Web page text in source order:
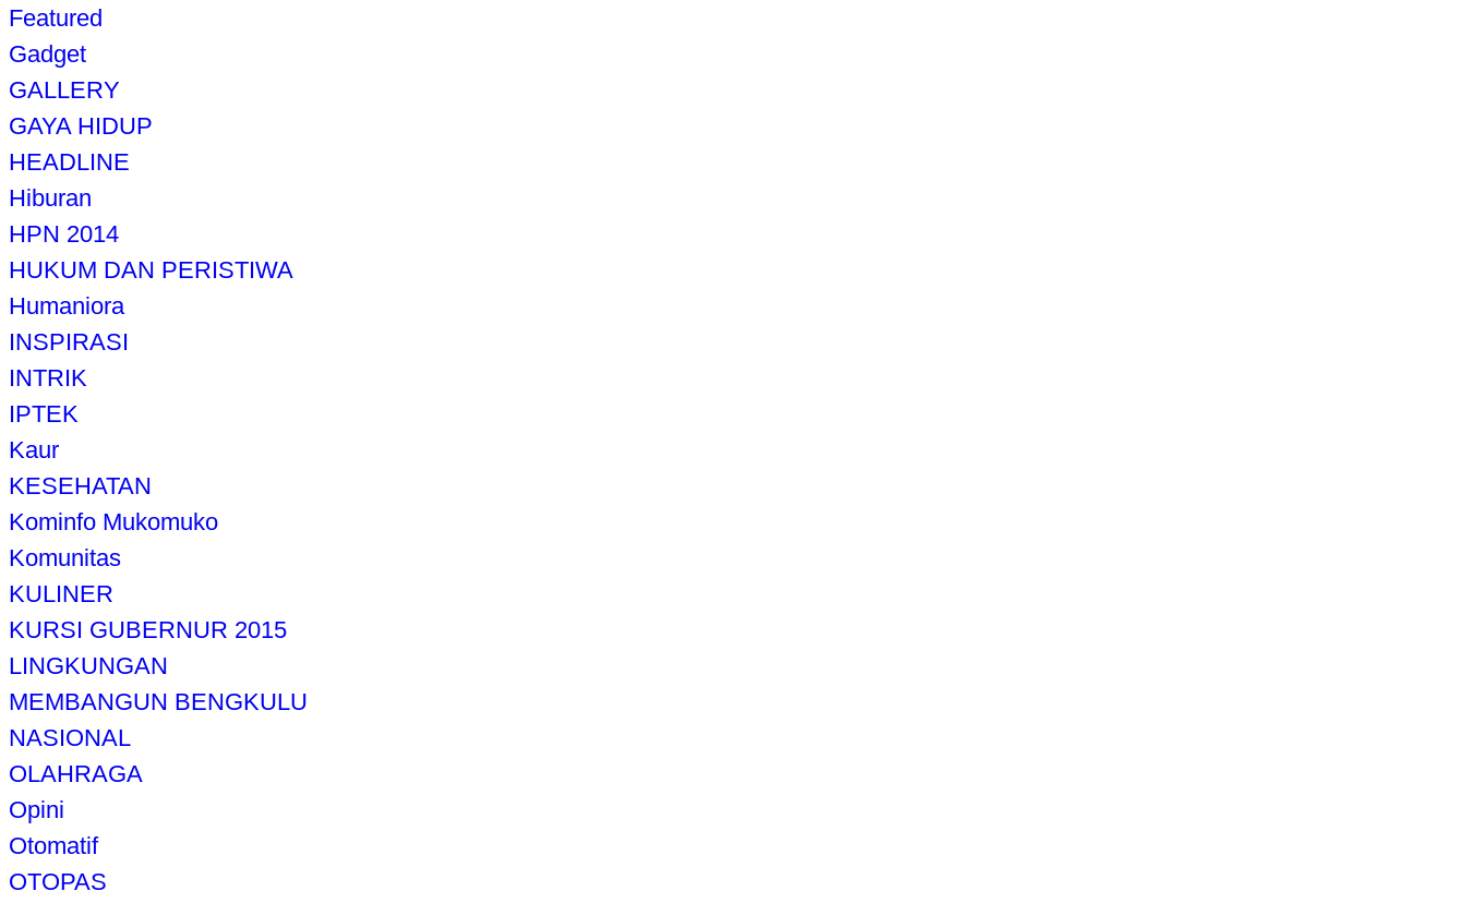
Featured
Gadget
GALLERY
GAYA HIDUP
HEADLINE
Hiburan
HPN 2014
HUKUM DAN PERISTIWA
Humaniora
INSPIRASI
INTRIK
IPTEK
Kaur
KESEHATAN
Kominfo Mukomuko
Komunitas
KULINER
KURSI GUBERNUR 2015
LINGKUNGAN
MEMBANGUN BENGKULU
NASIONAL
OLAHRAGA
Opini
Otomatif
OTOPAS